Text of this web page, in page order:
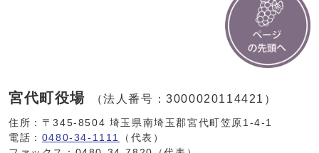
宮代町役場 （法人番号：3000020114421）
住所：〒345-8504 埼玉県南埼玉郡宮代町笠原1-4-1
電話： 0480-34-1111
（代表）